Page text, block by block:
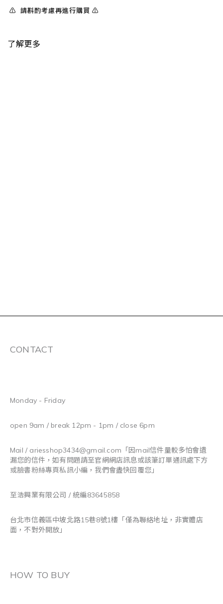
⚠️ 請斟酌考慮再進行購買 ⚠️
了解更多
CONTACT
Monday - Friday
open 9am / break 12pm - 1pm / close 6pm
Mail / ariesshop3434@gmail.com 「因mail信件量較多怕會遺
漏您的信件，如有問題請至官網網店訊息或該筆訂單通訊處下方
或臉書粉絲專頁私訊小編，我們會盡快回覆您」
至浩興業有限公司 / 統編83645858
台北市信義區中坡北路15巷8號1樓「僅為聯絡地址，非實體店
面，不對外開放」
HOW TO BUY